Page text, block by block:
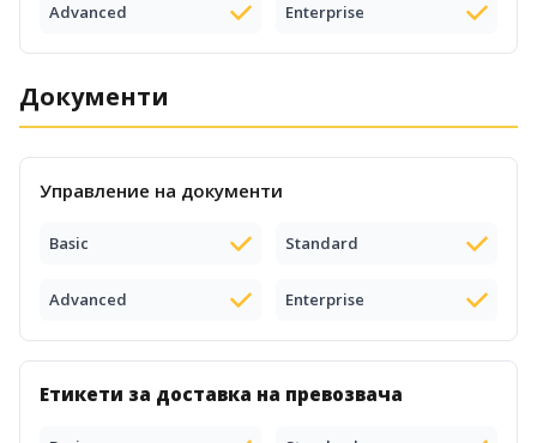
Advanced Enterprise
Документи
Управление на документи
Basic Standard
Advanced Enterprise
Етикети за доставка на превозвача